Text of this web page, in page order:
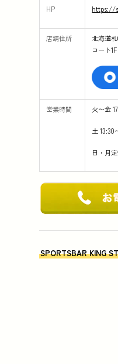
HP https://
店舗住所
北海道
コート1F
営業時間 火〜金
土 13:30
日・月
SPORTSBAR KING